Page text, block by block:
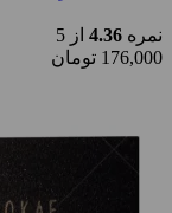
نمره 4.36 از 5
176,000 تومان